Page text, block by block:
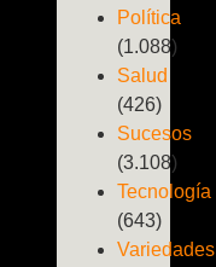
Política
(1.088)
Salud
(426)
Sucesos
(3.108)
Tecnología
(643)
Variedades